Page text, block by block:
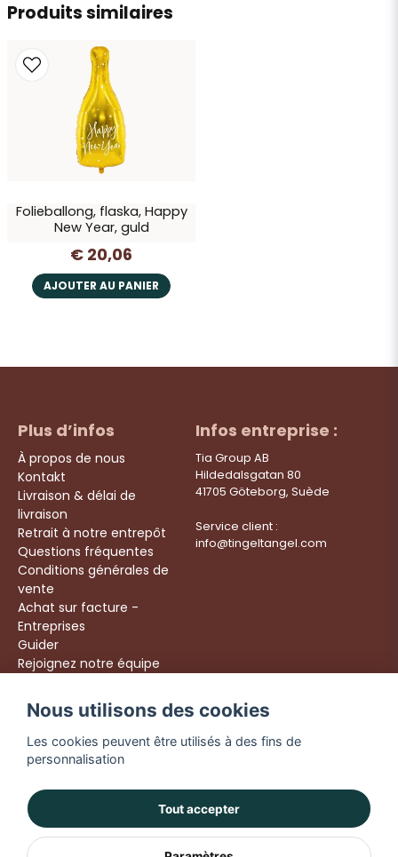
email
Adresse e-mail
Oui, vous pouvez publier ma question
Envoyer la question
Produits similaires
Folieballong, flaska, Happy
New Year, guld
€ 20,06
AJOUTER AU PANIER
Plus d’infos
À propos de nous
Kontakt
Livraison & délai de
livraison
Retrait à notre entrepôt
Questions fréquentes
Conditions générales de
vente
Achat sur facture -
Entreprises
Guider
Rejoignez notre équipe
Infos entreprise :
Tia Group AB
Hildedalsgatan 80
41705 Göteborg, Suède
Service client :
info@tingeltangel.com
Följ oss:
Facebook
Livraison rapide
Achats sécurisés
Nous utilisons des cookies
Les cookies peuvent être utilisés à des fins de
personnalisation
Tout accepter